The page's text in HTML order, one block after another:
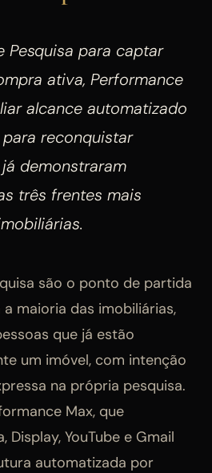
Pesquisa para captar
ativa, Performance
alcance automatizado
para reconquistar
demonstraram
três frentes mais
são o ponto de partida
maioria das imobiliárias,
que já estão
um imóvel, com intenção
na própria pesquisa.
Max, que
Display, YouTube e Gmail
automatizada por